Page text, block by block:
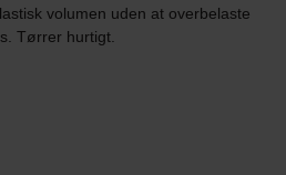
volumen uden at overbelaste
Tørrer hurtigt.